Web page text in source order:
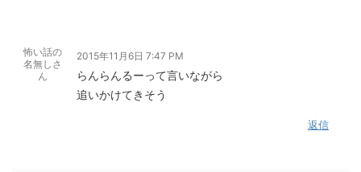
怖い話の
名無しさ
ん
2015年11月6日 7:47 PM
らんらんるーって言いながら
追いかけてきそう
返信